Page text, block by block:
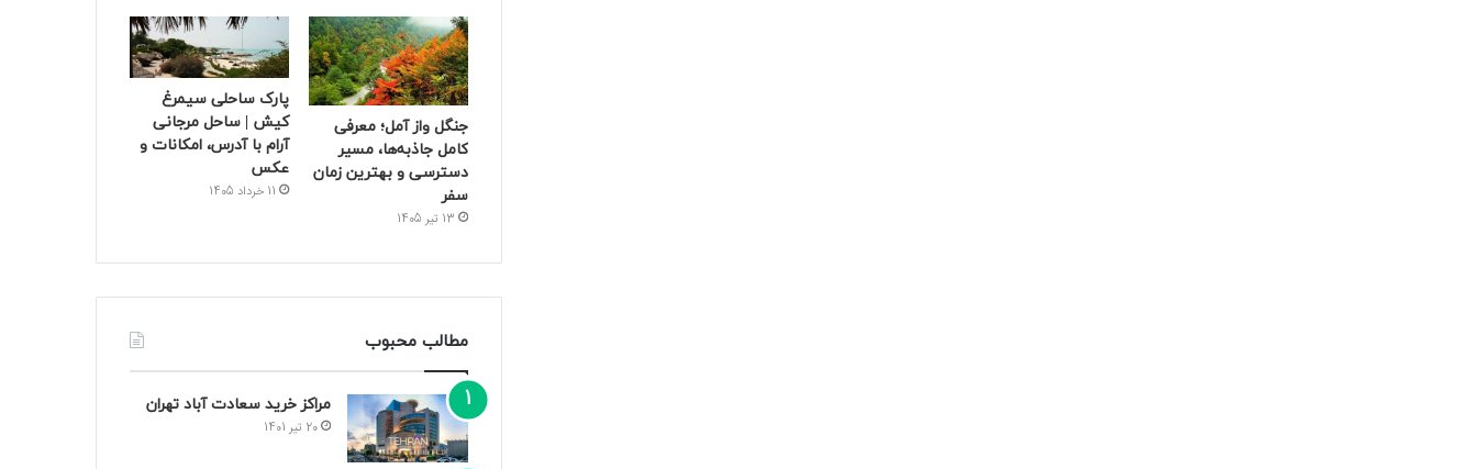
جنگل واز آمل؛ معرفی
کامل جاذبه‌ها، مسیر
دسترسی و بهترین زمان
سفر
13 تیر 1405
پارک ساحلی سیمرغ
کیش | ساحل مرجانی
آرام با آدرس، امکانات و
عکس
11 خرداد 1405
مطالب محبوب
مراکز خرید سعادت‌ آباد تهران
20 تیر 1401